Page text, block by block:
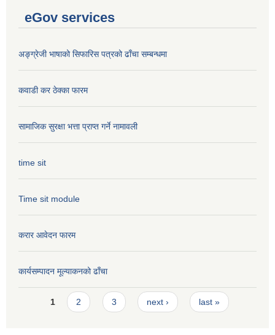
eGov services
अङ्ग्रेजी भाषाको सिफारिस पत्रको ढाँचा सम्बन्धमा
कवाडी कर ठेक्का फारम
सामाजिक सुरक्षा भत्ता प्राप्त गर्ने नामावली
time sit
Time sit module
करार आवेदन फारम
कार्यसम्पादन मूल्या‌कनको ढाँचा
Pages
1 2 3 next › last »